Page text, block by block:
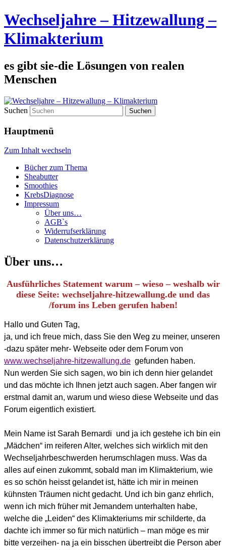
Wechseljahre – Hitzewallung –
Klimakterium
es gibt sie-die Lösungen von realen
Menschen
Suchen
Hauptmenü
Zum Inhalt wechseln
Bücher zum Thema
Sheabutter
Smoothies
KrebsDiagnose
Impressum
Über uns…
AGB`s
Widerrufserklärung
Datenschutzerklärung
Über uns…
Ausführliches Statement warum – wieso – weshalb wir
diese Seite: wechseljahre-hitzewallung.de und das
/forum ins Leben gerufen haben!
Hallo und Guten Tag,
ja, und ich freue mich, dass Sie den Weg zu meiner, unseren
-dazu später mehr- Webseite oder dem Forum von
www.wechseljahre-hitzewallung.de gefunden haben.
Nun werden Sie sich sagen, wo bin ich denn hier gelandet
und das möchte ich Ihnen jetzt auch sagen. Aber fangen wir
erstmal damit an, warum und wieso diese Webseite und das
Forum eigentlich existiert.
Mein Name ist Sarah Bernardi und ja ich gestehe ich bin ein
„Mädchen“ im reiferen Alter, welches sich wirklich mit den
Wechseljahrbeschwerden herumschlagen muss. Was da
alles auf einen zukommt, sobald man im Klimakterium, wie
es so schön heisst gelandet ist, hätte ich mir in meinen
kühnsten Träumen nicht gedacht. Und ich bin ganz ehrlich,
wenn ich mich früher mit Jemandem unterhalten habe,
welche die „Leiden“ des Klimakteriums mir schilderte, da
dachte ich immer so für mich natürlich – man möge es mir
bitte verzeihen- na ja ein bisschen übertreibt die Person aber